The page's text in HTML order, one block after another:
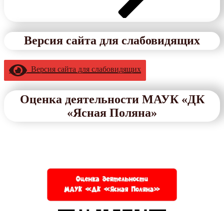
Версия сайта для слабовидящих
Версия сайта для слабовидящих
Оценка деятельности МАУК «ДК
«Ясная Поляна»